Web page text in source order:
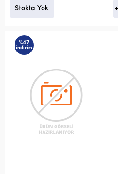
Stokta Yok
%47
indirim